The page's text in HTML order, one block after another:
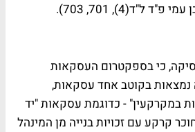
ל"ד(4), 701, 703).
כי בספקטרום העסקאות
נמצאות בקוטב אחד עסקאות,
במקרקעין" - כדוגמת עסקאות "יד
קרקע עם זכויות בנייה מן המינהל